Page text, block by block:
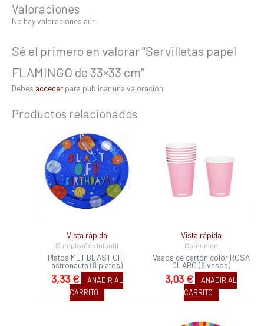
Valoraciones
No hay valoraciones aún.
Sé el primero en valorar “Servilletas papel
FLAMINGO de 33×33 cm”
Debes acceder para publicar una valoración.
Productos relacionados
Vista rápida
Cumpleaños infantil
Platos MET BLAST OFF
astronauta (8 platos)
3,33 €
AÑADIR AL
CARRITO
Vista rápida
Comunión
Vasos de cartón color ROSA
CLARO (8 vasos)
3,03 €
AÑADIR AL
CARRITO